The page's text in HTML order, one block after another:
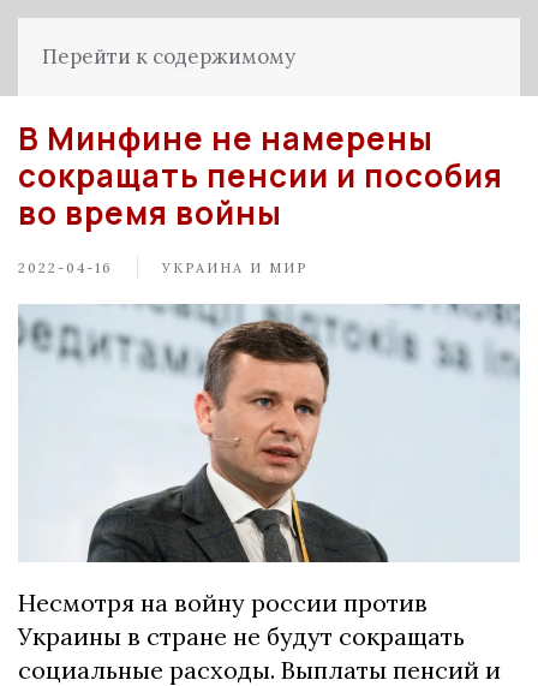
Перейти к содержимому
В Минфине не намерены
сокращать пенсии и пособия
во время войны
2022-04-16 УКРАИНА И МИР
Несмотря на войну россии против
Украины в стране не будут сокращать
социальные расходы. Выплаты пенсий и